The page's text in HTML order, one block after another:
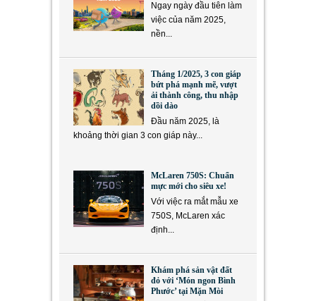
Ngay ngày đầu tiên làm
việc của năm 2025,
nền...
Tháng 1/2025, 3 con giáp
bứt phá mạnh mẽ, vượt
ải thành công, thu nhập
dồi dào
Đầu năm 2025, là
khoảng thời gian 3 con giáp này...
McLaren 750S: Chuẩn
mực mới cho siêu xe!
Với việc ra mắt mẫu xe
750S, McLaren xác
định...
Khám phá sản vật đất
đỏ với ‘Món ngon Bình
Phước’ tại Mặn Mòi